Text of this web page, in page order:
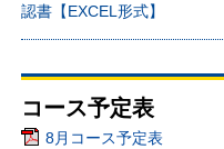
認書【EXCEL形式】
コース予定表
8月コース予定表